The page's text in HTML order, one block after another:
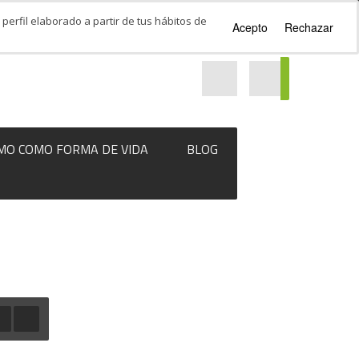
COMO FORMA DE VIDA BLOG
elaborado a partir de tus hábitos de
Acepto Rechazar